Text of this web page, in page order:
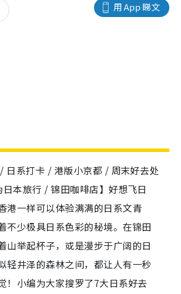
用 App 睇文
/ 日系打卡 / 港版小京都 / 周末好去处
本旅行 / 锦田咖啡店】好想飞日
港一样可以体验满满的日系文青
不少极具日系色彩的秘境。在锦田
山举起杯子，或是漫步于广阔的日
轻井泽的森林之间，都让人有一秒
！小编为大家搜罗了7大日系好去